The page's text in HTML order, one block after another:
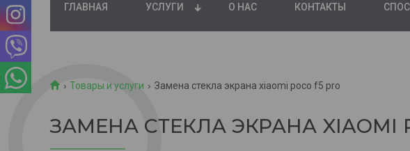
ГЛАВНАЯ УСЛУГИ О НАС КОНТАКТЫ
Товары и услуги Замена стекла экрана xiaomi poco f5 pro
ЗАМЕНА СТЕКЛА ЭКРАНА XIAOMI